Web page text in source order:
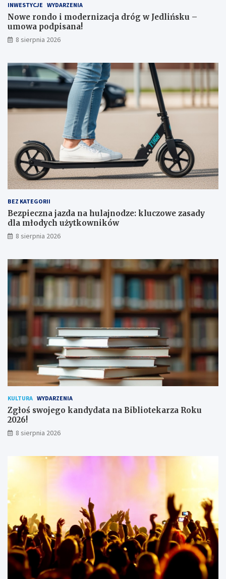
a
d
r
ó
g
J
e
d
i
ń
m
o
w
a
p
o
d
p
a
n
!
j
n
o
d
z
:
k
l
c
z
a
d
y
d
l
a
m
d
y
h
u
ż
o
n
i
ó
w
INWESTYCJE WYDARZENIA
Nowe rondo i modernizacja dróg w Jedlińsku –
umowa podpisana!
8 sierpnia 2026
BEZ KATEGORII
Bezpieczna jazda na hulajnodze: kluczowe zasady
dla młodych użytkowników
8 sierpnia 2026
KULTURA WYDARZENIA
Zgłoś swojego kandydata na Bibliotekarza Roku
2026!
8 sierpnia 2026